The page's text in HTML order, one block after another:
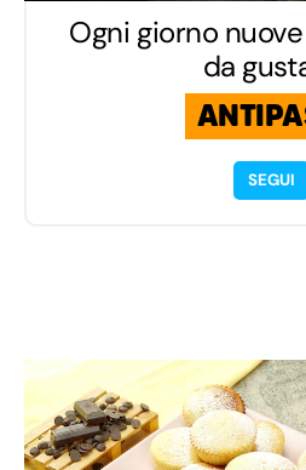
Ogni giorno
da
SEGUI